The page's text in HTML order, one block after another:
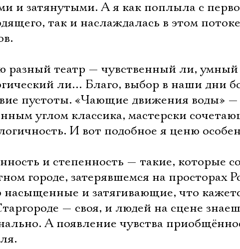
и затянутыми. А я как поплыла с
так и наслаждалась в этом
разный театр — чувственный ли,
ли… Благо, выбор в наши дни
пустоты. «Чающие движения воды» —
углом классика, мастерски
И вот подобное я ценю
и степенность — такие, которые
городе, затерявшемся на просторах
насыщенные и затягивающие, что
— своя, и людей на сцене
А появление чувства